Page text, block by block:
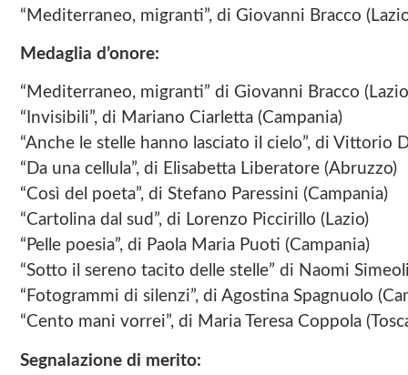
“Mediterraneo, migranti”, di Giovanni Bracco
Medaglia d’onore:
“Mediterraneo, migranti” di Giovanni Bracco
“Invisibili”, di Mariano Ciarletta (Campania)
“Anche le stelle hanno lasciato il cielo”, di Vittorio
“Da una cellula”, di Elisabetta Liberatore (Abruzzo)
“Così del poeta”, di Stefano Paressini (Campania)
“Cartolina dal sud”, di Lorenzo Piccirillo (Lazio)
“Pelle poesia”, di Paola Maria Puoti (Campania)
“Sotto il sereno tacito delle stelle” di Naomi
“Fotogrammi di silenzi”, di Agostina Spagnuolo
“Cento mani vorrei”, di Maria Teresa Coppola
Segnalazione di merito: